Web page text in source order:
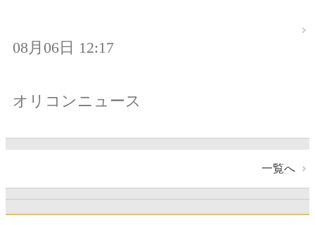
08月06日 12:17
オリコンニュース
一覧へ